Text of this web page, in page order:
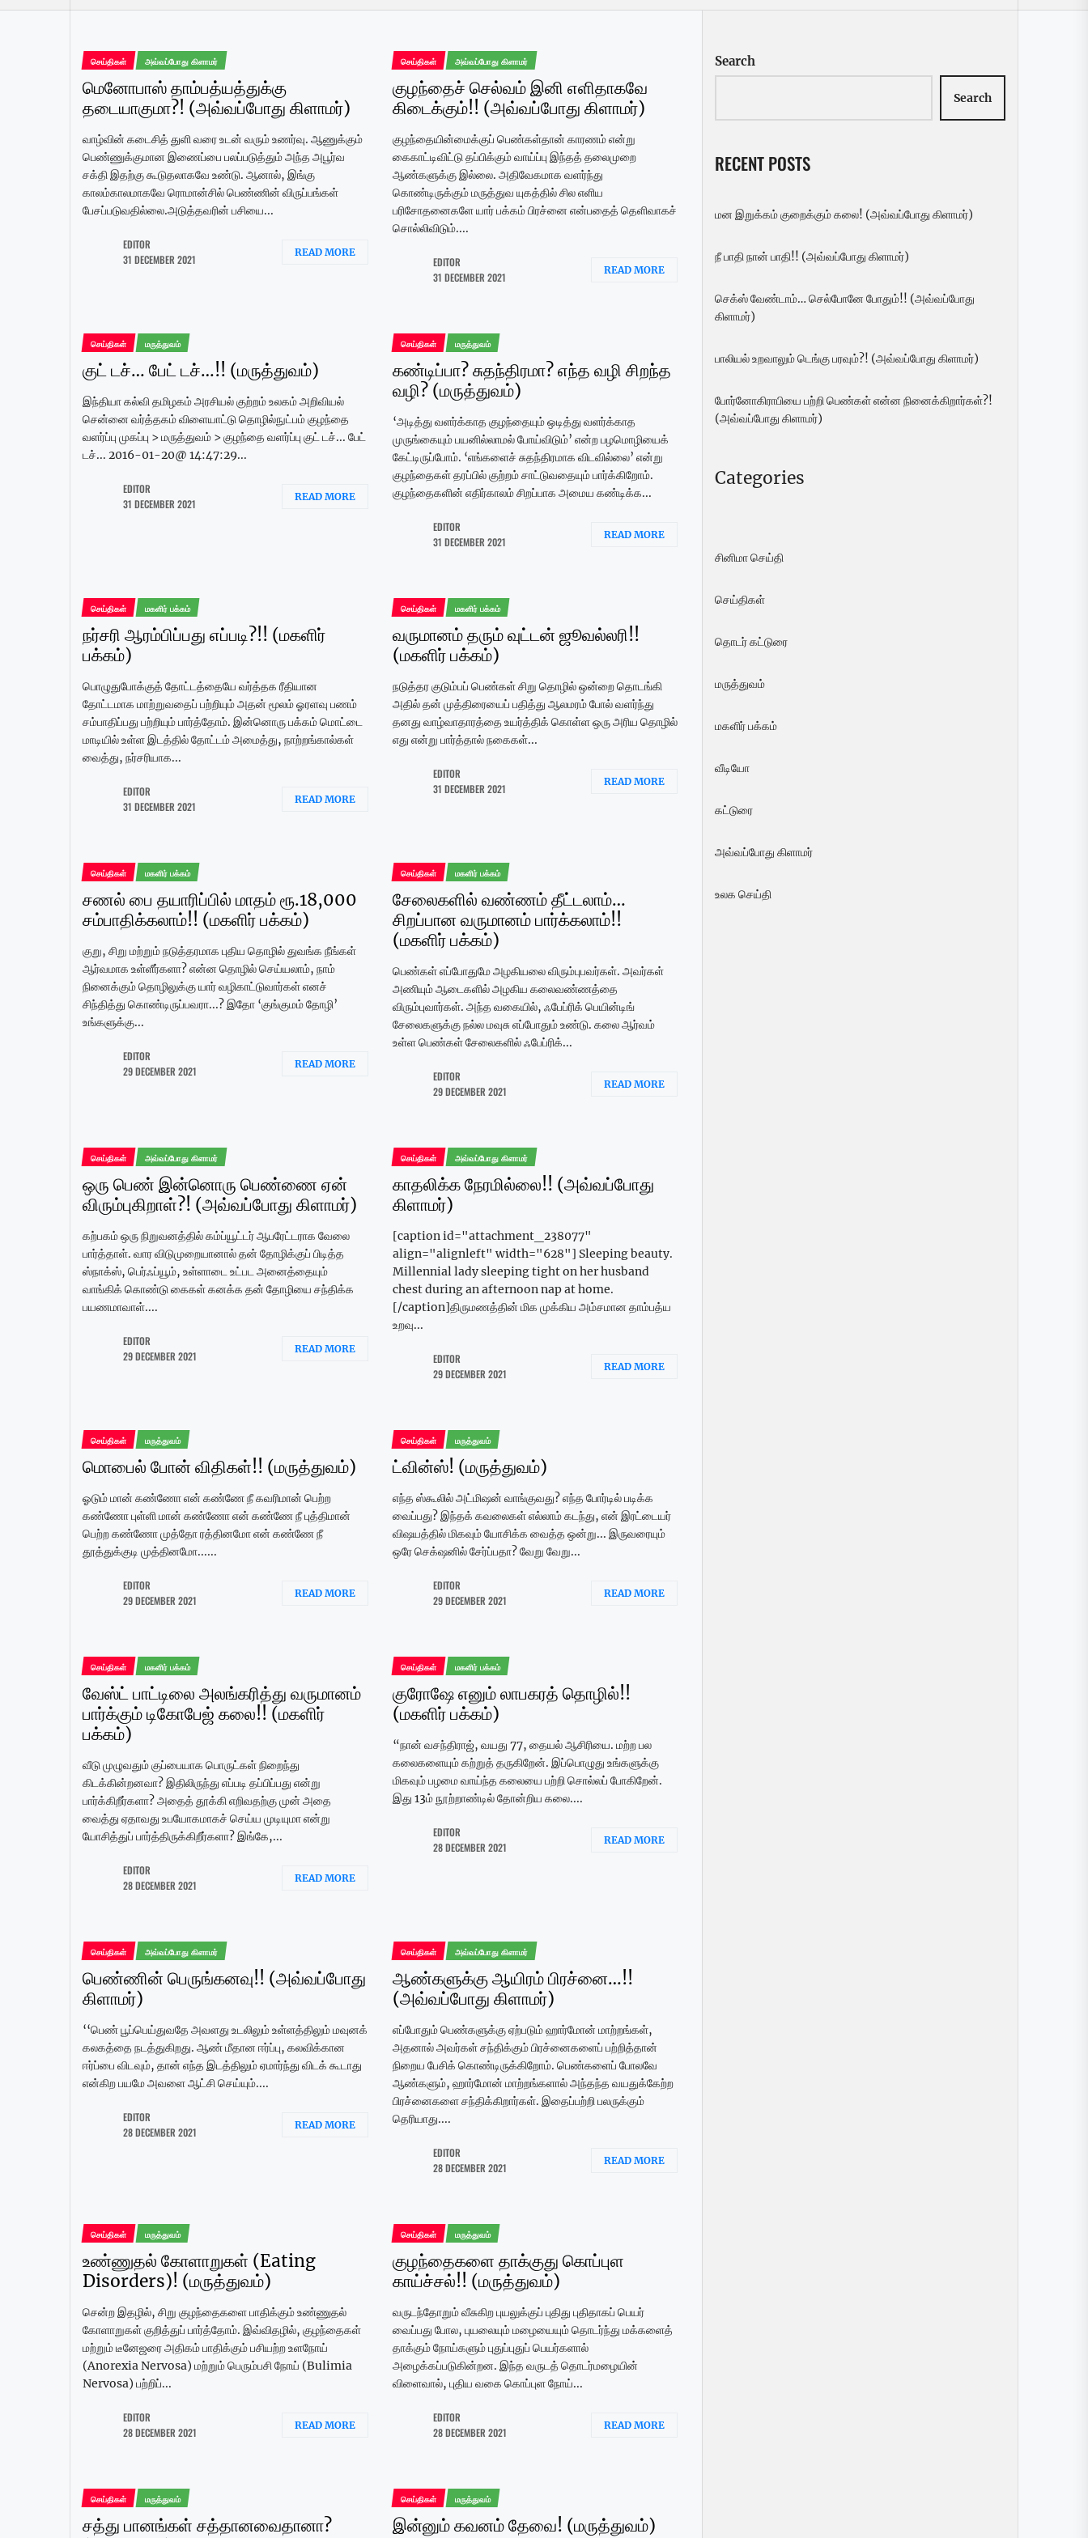
செய்திகள் அவ்வப்போது கிளாமர்
மெனோபாஸ் தாம்பத்யத்துக்கு
தடையாகுமா?! (அவ்வப்போது கிளாமர்)
வாழ்வின் கடைசித் துளி வரை உடன் வரும் உணர்வு. ஆணுக்கும்
பெண்ணுக்குமான இணைப்பை பலப்படுத்தும் அந்த அபூர்வ
சக்தி இதற்கு கூடுதலாகவே உண்டு. ஆனால், இங்கு
காலம்காலமாகவே ரொமான்சில் பெண்ணின் விருப்பங்கள்
பேசப்படுவதில்லை.அடுத்தவரின் பசியை...
EDITOR
31 DECEMBER 2021
READ MORE
செய்திகள் அவ்வப்போது கிளாமர்
குழந்தைச் செல்வம் இனி எளிதாகவே
கிடைக்கும்!! (அவ்வப்போது கிளாமர்)
குழந்தையின்மைக்குப் பெண்கள்தான் காரணம் என்று
கைகாட்டிவிட்டு தப்பிக்கும் வாய்ப்பு இந்தத் தலைமுறை
ஆண்களுக்கு இல்லை. அதிவேகமாக வளர்ந்து
கொண்டிருக்கும் மருத்துவ யுகத்தில் சில எளிய
பரிசோதனைகளே யார் பக்கம் பிரச்னை என்பதைத் தெளிவாகச்
சொல்லிவிடும்....
EDITOR
31 DECEMBER 2021
READ MORE
செய்திகள் மருத்துவம்
குட் டச்… பேட் டச்…!! (மருத்துவம்)
இந்தியா கல்வி தமிழகம் அரசியல் குற்றம் உலகம் அறிவியல்
சென்னை வர்த்தகம் விளையாட்டு தொழில்நுட்பம் குழந்தை
வளர்ப்பு முகப்பு > மருத்துவம் > குழந்தை வளர்ப்பு குட் டச்... பேட்
டச்... 2016-01-20@ 14:47:29...
EDITOR
31 DECEMBER 2021
READ MORE
செய்திகள் மருத்துவம்
கண்டிப்பா? சுதந்திரமா? எந்த வழி சிறந்த
வழி? (மருத்துவம்)
‘அடித்து வளர்க்காத குழந்தையும் ஒடித்து வளர்க்காத
முருங்கையும் பயனில்லாமல் போய்விடும்’ என்ற பழமொழியைக்
கேட்டிருப்போம். ‘எங்களைச் சுதந்திரமாக விடவில்லை’ என்று
குழந்தைகள் தரப்பில் குற்றம் சாட்டுவதையும் பார்க்கிறோம்.
குழந்தைகளின் எதிர்காலம் சிறப்பாக அமைய கண்டிக்க...
EDITOR
31 DECEMBER 2021
READ MORE
செய்திகள் மகளிர் பக்கம்
நர்சரி ஆரம்பிப்பது எப்படி?!! (மகளிர்
பக்கம்)
பொழுதுபோக்குத் தோட்டத்தையே வர்த்தக ரீதியான
தோட்டமாக மாற்றுவதைப் பற்றியும் அதன் மூலம் ஓரளவு பணம்
சம்பாதிப்பது பற்றியும் பார்த்தோம். இன்னொரு பக்கம் மொட்டை
மாடியில் உள்ள இடத்தில் தோட்டம் அமைத்து, நாற்றங்கால்கள்
வைத்து, நர்சரியாக...
EDITOR
31 DECEMBER 2021
READ MORE
செய்திகள் மகளிர் பக்கம்
வருமானம் தரும் வுட்டன் ஜூவல்லரி!!
(மகளிர் பக்கம்)
நடுத்தர குடும்பப் பெண்கள் சிறு தொழில் ஒன்றை தொடங்கி
அதில் தன் முத்திரையைப் பதித்து ஆலமரம் போல் வளர்ந்து
தனது வாழ்வாதாரத்தை உயர்த்திக் கொள்ள ஒரு அரிய தொழில்
எது என்று பார்த்தால் நகைகள்...
EDITOR
31 DECEMBER 2021
READ MORE
செய்திகள் மகளிர் பக்கம்
சணல் பை தயாரிப்பில் மாதம் ரூ.18,000
சம்பாதிக்கலாம்!! (மகளிர் பக்கம்)
குறு, சிறு மற்றும் நடுத்தரமாக புதிய தொழில் துவங்க நீங்கள்
ஆர்வமாக உள்ளீர்களா? என்ன தொழில் செய்யலாம், நாம்
நினைக்கும் தொழிலுக்கு யார் வழிகாட்டுவார்கள் எனச்
சிந்தித்து கொண்டிருப்பவரா...? இதோ ‘குங்குமம் தோழி’
உங்களுக்கு...
EDITOR
29 DECEMBER 2021
READ MORE
செய்திகள் மகளிர் பக்கம்
சேலைகளில் வண்ணம் தீட்டலாம்…
சிறப்பான வருமானம் பார்க்கலாம்!!
(மகளிர் பக்கம்)
பெண்கள் எப்போதுமே அழகியலை விரும்புபவர்கள். அவர்கள்
அணியும் ஆடைகளில் அழகிய கலைவண்ணத்தை
விரும்புவார்கள். அந்த வகையில், ஃபேப்ரிக் பெயின்டிங்
சேலைகளுக்கு நல்ல மவுசு எப்போதும் உண்டு. கலை ஆர்வம்
உள்ள பெண்கள் சேலைகளில் ஃபேப்ரிக்...
EDITOR
29 DECEMBER 2021
READ MORE
செய்திகள் அவ்வப்போது கிளாமர்
ஒரு பெண் இன்னொரு பெண்ணை ஏன்
விரும்புகிறாள்?! (அவ்வப்போது கிளாமர்)
கற்பகம் ஒரு நிறுவனத்தில் கம்ப்யூட்டர் ஆபரேட்டராக வேலை
பார்த்தாள். வார விடுமுறையானால் தன் தோழிக்குப் பிடித்த
ஸ்நாக்ஸ், பெர்ஃப்யூம், உள்ளாடை உட்பட அனைத்தையும்
வாங்கிக் கொண்டு கைகள் கனக்க தன் தோழியை சந்திக்க
பயணமாவாள்....
EDITOR
29 DECEMBER 2021
READ MORE
செய்திகள் அவ்வப்போது கிளாமர்
காதலிக்க நேரமில்லை!! (அவ்வப்போது
கிளாமர்)
[caption id="attachment_238077"
align="alignleft" width="628"] Sleeping beauty.
Millennial lady sleeping tight on her husband
chest during an afternoon nap at home.
[/caption]திருமணத்தின் மிக முக்கிய அம்சமான தாம்பத்ய
உறவு...
EDITOR
29 DECEMBER 2021
READ MORE
செய்திகள் மருத்துவம்
மொபைல் போன் விதிகள்!! (மருத்துவம்)
ஓடும் மான் கண்ணோ என் கண்ணே நீ கவரிமான் பெற்ற
கண்ணோ புள்ளி மான் கண்ணோ என் கண்ணே நீ புத்திமான்
பெற்ற கண்ணோ முத்தோ ரத்தினமோ என் கண்ணே நீ
தூத்துக்குடி முத்தினமோ......
EDITOR
29 DECEMBER 2021
READ MORE
செய்திகள் மருத்துவம்
ட்வின்ஸ்! (மருத்துவம்)
எந்த ஸ்கூலில் அட்மிஷன் வாங்குவது? எந்த போர்டில் படிக்க
வைப்பது? இந்தக் கவலைகள் எல்லாம் கடந்து, என் இரட்டையர்
விஷயத்தில் மிகவும் யோசிக்க வைத்த ஒன்று... இருவரையும்
ஒரே செக்‌ஷனில் சேர்ப்பதா? வேறு வேறு...
EDITOR
29 DECEMBER 2021
READ MORE
செய்திகள் மகளிர் பக்கம்
வேஸ்ட் பாட்டிலை அலங்கரித்து வருமானம்
பார்க்கும் டிகோபேஜ் கலை!! (மகளிர்
பக்கம்)
வீடு முழுவதும் குப்பையாக பொருட்கள் நிறைந்து
கிடக்கின்றனவா? இதிலிருந்து எப்படி தப்பிப்பது என்று
பார்க்கிறீர்களா? அதைத் தூக்கி எறிவதற்கு முன் அதை
வைத்து ஏதாவது உபயோகமாகச் செய்ய முடியுமா என்று
யோசித்துப் பார்த்திருக்கிறீர்களா? இங்கே,...
EDITOR
28 DECEMBER 2021
READ MORE
செய்திகள் மகளிர் பக்கம்
குரோஷே எனும் லாபகரத் தொழில்!!
(மகளிர் பக்கம்)
“நான் வசந்திராஜ், வயது 77, தையல் ஆசிரியை. மற்ற பல
கலைகளையும் கற்றுத் தருகிறேன். இப்பொழுது உங்களுக்கு
மிகவும் பழமை வாய்ந்த கலையை பற்றி சொல்லப் போகிறேன்.
இது 13ம் நூற்றாண்டில் தோன்றிய கலை....
EDITOR
28 DECEMBER 2021
READ MORE
செய்திகள் அவ்வப்போது கிளாமர்
பெண்ணின் பெருங்கனவு!! (அவ்வப்போது
கிளாமர்)
‘‘பெண் பூப்பெய்துவதே அவளது உடலிலும் உள்ளத்திலும் மவுனக்
கலகத்தை நடத்துகிறது. ஆண் மீதான ஈர்ப்பு, கலவிக்கான
ஈர்ப்பை விடவும், தான் எந்த இடத்திலும் ஏமார்ந்து விடக் கூடாது
என்கிற பயமே அவளை ஆட்சி செய்யும்....
EDITOR
28 DECEMBER 2021
READ MORE
செய்திகள் அவ்வப்போது கிளாமர்
ஆண்களுக்கு ஆயிரம் பிரச்னை…!!
(அவ்வப்போது கிளாமர்)
எப்போதும் பெண்களுக்கு ஏற்படும் ஹார்மோன் மாற்றங்கள்,
அதனால் அவர்கள் சந்திக்கும் பிரச்னைகளைப் பற்றித்தான்
நிறைய பேசிக் கொண்டிருக்கிறோம். பெண்களைப் போலவே
ஆண்களும், ஹார்மோன் மாற்றங்களால் அந்தந்த வயதுக்கேற்ற
பிரச்னைகளை சந்திக்கிறார்கள். இதைப்பற்றி பலருக்கும்
தெரியாது....
EDITOR
28 DECEMBER 2021
READ MORE
செய்திகள் மருத்துவம்
உண்ணுதல் கோளாறுகள் (Eating
Disorders)! (மருத்துவம்)
சென்ற இதழில், சிறு குழந்தைகளை பாதிக்கும் உண்ணுதல்
கோளாறுகள் குறித்துப் பார்த்தோம். இவ்விதழில், குழந்தைகள்
மற்றும் டீனேஜரை அதிகம் பாதிக்கும் பசியற்ற உளநோய்
(Anorexia Nervosa) மற்றும் பெரும்பசி நோய் (Bulimia
Nervosa) பற்றிப்...
EDITOR
28 DECEMBER 2021
READ MORE
செய்திகள் மருத்துவம்
குழந்தைகளை தாக்குது கொப்புள
காய்ச்சல்!! (மருத்துவம்)
வருடந்தோறும் வீசுகிற புயலுக்குப் புதிது புதிதாகப் பெயர்
வைப்பது போல, புயலையும் மழையையும் தொடர்ந்து மக்களைத்
தாக்கும் நோய்களும் புதுப்புதுப் பெயர்களால்
அழைக்கப்படுகின்றன. இந்த வருடத் தொடர்மழையின்
விளைவால், புதிய வகை கொப்புள நோய்...
EDITOR
28 DECEMBER 2021
READ MORE
செய்திகள் மருத்துவம்
சத்து பானங்கள் சத்தானவைதானா?
செய்திகள் மருத்துவம்
இன்னும் கவனம் தேவை! (மருத்துவம்)
Search
Search
RECENT POSTS
மன இறுக்கம் குறைக்கும் கலை! (அவ்வப்போது கிளாமர்)
நீ பாதி நான் பாதி!! (அவ்வப்போது கிளாமர்)
செக்ஸ் வேண்டாம்… செல்போனே போதும்!! (அவ்வப்போது
கிளாமர்)
பாலியல் உறவாலும் டெங்கு பரவும்?! (அவ்வப்போது கிளாமர்)
போர்னோகிராபியை பற்றி பெண்கள் என்ன நினைக்கிறார்கள்?!
(அவ்வப்போது கிளாமர்)
Categories
சினிமா செய்தி
செய்திகள்
தொடர் கட்டுரை
மருத்துவம்
மகளிர் பக்கம்
வீடியோ
கட்டுரை
அவ்வப்போது கிளாமர்
உலக செய்தி